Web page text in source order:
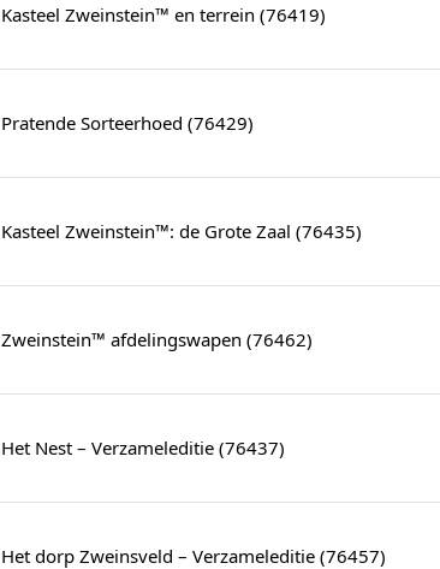
Kasteel Zweinstein™ en terrein (76419)
Pratende Sorteerhoed (76429)
Kasteel Zweinstein™: de Grote Zaal (76435)
Zweinstein™ afdelingswapen (76462)
Het Nest – Verzameleditie (76437)
Het dorp Zweinsveld – Verzameleditie (76457)